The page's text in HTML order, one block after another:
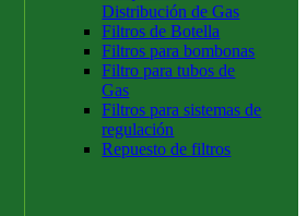
Distribución de Gas
Filtros de Botella
Filtros para bombonas
Filtro para tubos de
Gas
Filtros para sistemas de
regulación
Repuesto de filtros